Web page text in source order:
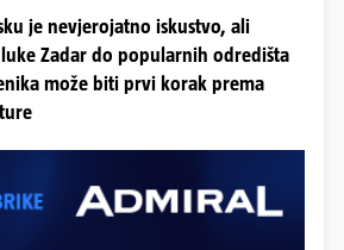
je nevjerojatno iskustvo, ali
Zadar do popularnih odredišta
može biti prvi korak prema